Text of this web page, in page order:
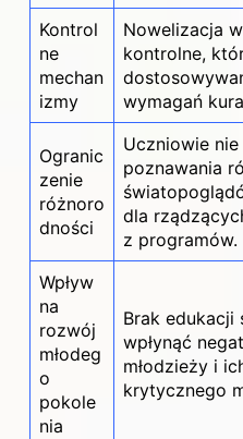
Kontrol
ne
mechan
izmy
Nowelizacja
kontrolne,
wymagań
Ogranic
zenie
różnoro
dności
Uczniowie
poznawania
dla
z programów.
Wpływ
na
rozwój
młodeg
o
pokole
nia
Brak edukacji
wpłynąć
młodzieży i
krytycznego